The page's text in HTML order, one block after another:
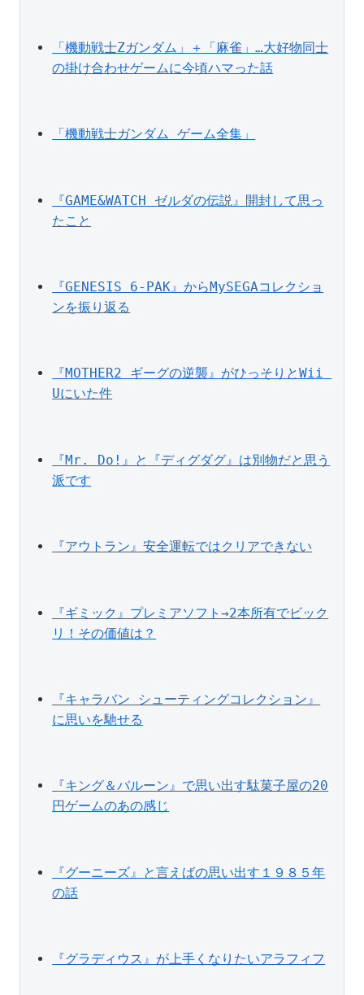
「機動戦士Zガンダム」＋「麻雀」…大好物同士
の掛け合わせゲームに今頃ハマった話
「機動戦士ガンダム ゲーム全集」
『GAME&WATCH ゼルダの伝説』開封して思っ
たこと
『GENESIS 6-PAK』からMySEGAコレクショ
ンを振り返る
『MOTHER2 ギーグの逆襲』がひっそりとWii
Uにいた件
『Mr. Do!』と『ディグダグ』は別物だと思う
派です
『アウトラン』安全運転ではクリアできない
『ギミック』プレミアソフト→2本所有でビック
リ！その価値は？
『キャラバン シューティングコレクション』
に思いを馳せる
『キング＆バルーン』で思い出す駄菓子屋の20
円ゲームのあの感じ
『グーニーズ』と言えばの思い出す１９８５年
の話
『グラディウス』が上手くなりたいアラフィフ